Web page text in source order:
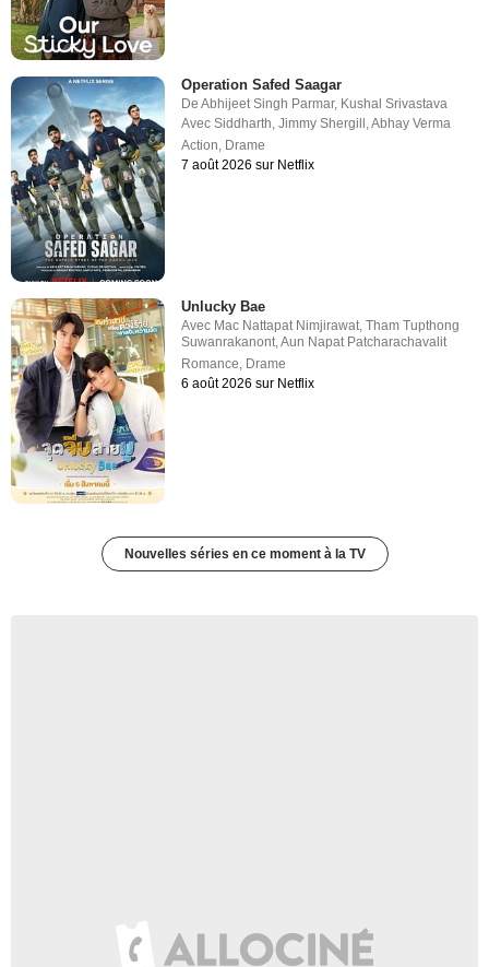
Operation Safed Saagar
DeAbhijeet Singh Parmar, Kushal Srivastava
AvecSiddharth ,Jimmy Shergill ,Abhay Verma
Action Drame
7 août 2026 sur Netflix
Unlucky Bae
Avec Mac Nattapat Nimjirawat,Tham Tupthong
Suwanrakanont,Aun Napat Patcharachavalit
Romance, Drame
6 août 2026 sur Netflix
Nouvelles séries en ce moment à la TV